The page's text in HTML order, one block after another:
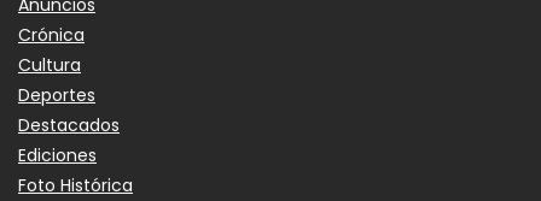
Crónica
Cultura
Deportes
Destacados
Ediciones
Foto Histórica